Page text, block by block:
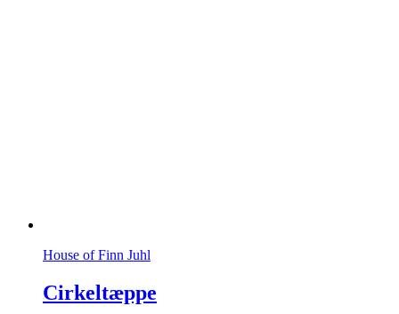
House of Finn Juhl
Cirkeltæppe